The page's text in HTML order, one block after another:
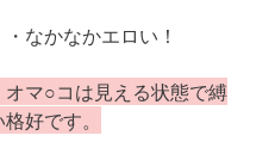
なかなかエロい！
マ○コは見える状態で縛
好です。